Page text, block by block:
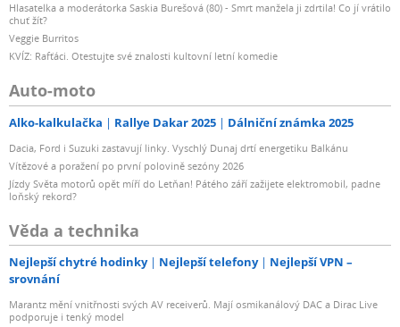
Hlasatelka a moderátorka Saskia Burešová (80) - Smrt manžela ji zdrtila! Co jí vrátilo
chuť žít?
Veggie Burritos
KVÍZ: Rafťáci. Otestujte své znalosti kultovní letní komedie
Auto-moto
Alko-kalkulačka Rallye Dakar 2025 Dálniční známka 2025
Dacia, Ford i Suzuki zastavují linky. Vyschlý Dunaj drtí energetiku Balkánu
Vítězové a poražení po první polovině sezóny 2026
Jízdy Světa motorů opět míří do Letňan! Pátého září zažijete elektromobil, padne
loňský rekord?
Věda a technika
Nejlepší chytré hodinky Nejlepší telefony
Nejlepší VPN –
srovnání
Marantz mění vnitřnosti svých AV receiverů. Mají osmikanálový DAC a Dirac Live
podporuje i tenký model